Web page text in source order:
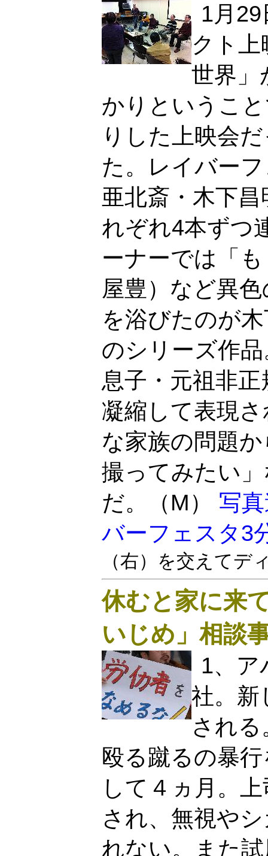
1月
クト
世界」
かりというこ
りした上映会
た。レイバー
亜北斎・木下
れぞれ4本ずつ
ーナーでは「
屋豊）など異
を浴びたのが
のシリーズ作
息子・元祖非
凝縮して表現
な家族の問題
撮ってみたい
だ。（M） 写
バーフェスタ3
（右）を交えてデ
休むと家に来
いじめ」相談
1、ア
社。新
され
殴る蹴るの暴
して４ヵ月。
され、無視や
れない。また